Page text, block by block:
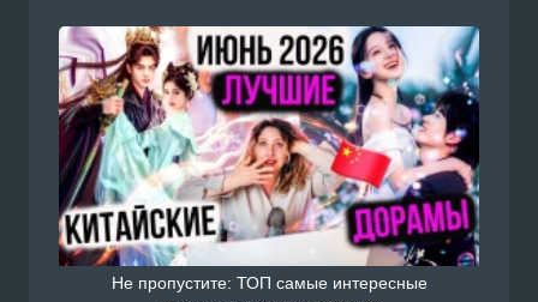
Не пропустите: ТОП самые интересные